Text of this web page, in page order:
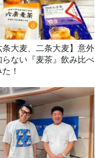
条大麦、二条大麦】意外
らない『麦茶』飲み比べ
！